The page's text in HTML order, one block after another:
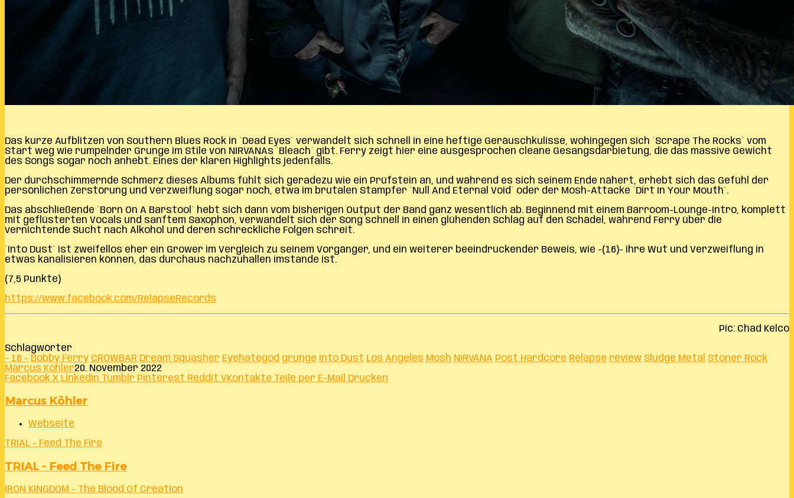
Das kurze Aufblitzen von Southern Blues Rock in ´Dead Eyes´ verwandelt sich schnell in eine heftige Geräuschkulisse, wohingegen sich ´Scrape The Rocks´ vom
Start weg wie rumpelnder Grunge im Stile von NIRVANAs ´Bleach´ gibt. Ferry zeigt hier eine ausgesprochen cleane Gesangsdarbietung, die das massive Gewicht
des Songs sogar noch anhebt. Eines der klaren Highlights jedenfalls.
Der durchschimmernde Schmerz dieses Albums fühlt sich geradezu wie ein Prüfstein an, und während es sich seinem Ende nähert, erhebt sich das Gefühl der
persönlichen Zerstörung und Verzweiflung sogar noch, etwa im brutalen Stampfer ´Null And Eternal Void´ oder der Mosh-Attacke ´Dirt In Your Mouth´.
Das abschließende ´Born On A Barstool´ hebt sich dann vom bisherigen Output der Band ganz wesentlich ab. Beginnend mit einem Barroom-Lounge-Intro, komplett
mit geflüsterten Vocals und sanftem Saxophon, verwandelt sich der Song schnell in einen glühenden Schlag auf den Schädel, während Ferry über die
vernichtende Sucht nach Alkohol und deren schreckliche Folgen schreit.
´Into Dust´ ist zweifellos eher ein Grower im Vergleich zu seinem Vorgänger, und ein weiterer beeindruckender Beweis, wie -(16)- ihre Wut und Verzweiflung in
etwas kanalisieren können, das durchaus nachzuhallen imstande ist.
(7,5 Punkte)
https://www.facebook.com/RelapseRecords
Pic: Chad Kelco
Schlagwörter
- 16 - Bobby Ferry CROWBAR Dream Squasher Eyehategod grunge Into Dust Los Angeles Mosh NIRVANA Post Hardcore Relapse review Sludge Metal Stoner Rock
Marcus Köhler20. November 2022
Facebook X LinkedIn Tumblr Pinterest Reddit VKontakte Teile per E-Mail Drucken
Marcus Köhler
Webseite
TRIAL - Feed The Fire
TRIAL - Feed The Fire
IRON KINGDOM - The Blood Of Creation